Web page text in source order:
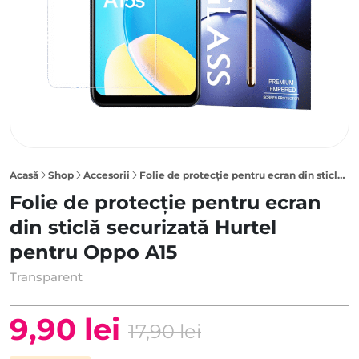
Acasă Shop Accesorii Folie de protecție pentru ecran din sticlă securizată Hurtel pentru Oppo A15
Folie de protecție pentru ecran
din sticlă securizată Hurtel
pentru Oppo A15
Transparent
17,90lei
9,90 lei